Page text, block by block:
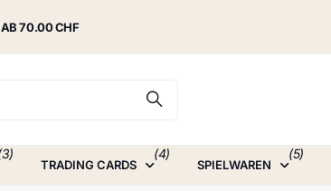
70.00 CHF
TRADING CARDS
(4)
SPIELWAREN
(5)